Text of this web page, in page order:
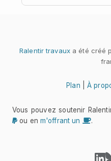
Ralentir travauxa été créé
Plan |À
Vous pouvez soutenir
ou en m'offrant un .